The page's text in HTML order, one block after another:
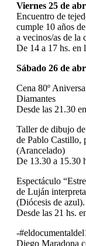
Viernes 25 de
Encuentro de
cumple 10 años
a vecinos/as de la
De 14 a 17 hs. en
Sábado 26 de
Cena 80º
Diamantes
Desde las 21.30
Taller de dibujo
de Pablo Castillo,
(Arancelado)
De 13.30 a 15.30
Espectáculo
de Luján
(Diócesis de azul).
Desde las 21 hs.
-
Diego Maradona